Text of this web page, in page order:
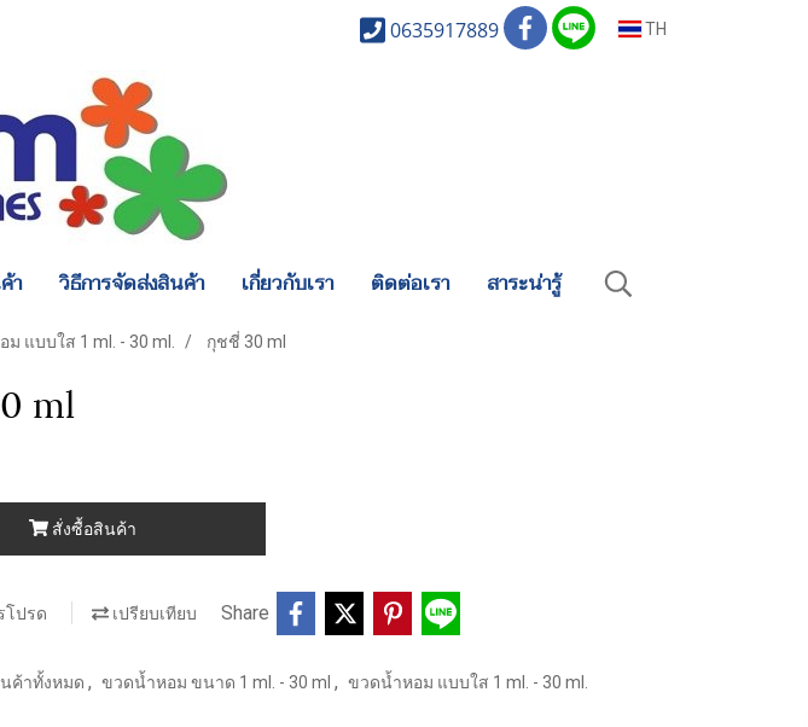
0635917889 TH
า วิธีการจัดส่งสินค้า เกี่ยวกับเรา ติดต่อเรา สาระน่ารู้
แบบใส 1 ml. - 30 ml. กุชชี่ 30 ml
ml
สั่งซื้อสินค้า
โปรด เปรียบเทียบ Share
ค้าทั้งหมด , ขวดน้ำหอม ขนาด 1 ml. - 30 ml , ขวดน้ำหอม แบบใส 1 ml. - 30 ml.